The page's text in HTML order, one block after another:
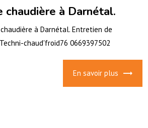
chaudière à Darnétal.
à Darnétal. Entretien de
chaud'froid76 0669397502
En savoir plus